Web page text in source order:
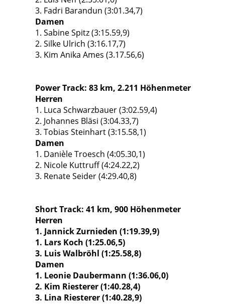
3. Fadri Barandun (3:01.34,7)
Damen
1. Sabine Spitz (3:15.59,9)
2. Silke Ulrich (3:16.17,7)
3. Kim Anika Ames (3.17.56,6)
Power Track: 83 km, 2.211 Höhenmeter
Herren
1. Luca Schwarzbauer (3:02.59,4)
2. Johannes Bläsi (3:04.33,7)
3. Tobias Steinhart (3:15.58,1)
Damen
1. Danièle Troesch (4:05.30,1)
2. Nicole Kuttruff (4:24.22,2)
3. Renate Seider (4:29.40,8)
Short Track: 41 km, 900 Höhenmeter
Herren
1. Jannick Zurnieden (1:19.39,9)
1. Lars Koch (1:25.06,5)
3. Luis Walbröhl (1:25.58,8)
Damen
1. Leonie Daubermann (1:36.06,0)
2. Kim Riesterer (1:40.28,4)
3. Lina Riesterer (1:40.28,9)